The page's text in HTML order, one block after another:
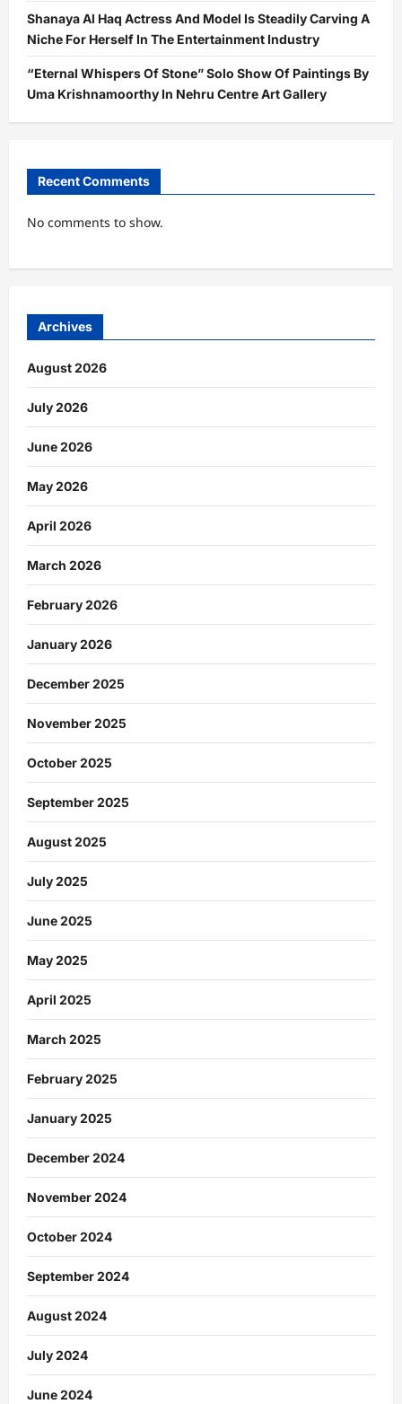
Shanaya Al Haq Actress And Model Is Steadily Carving A
Niche For Herself In The Entertainment Industry
“Eternal Whispers Of Stone” Solo Show Of Paintings By
Uma Krishnamoorthy In Nehru Centre Art Gallery
Recent Comments
No comments to show.
Archives
August 2026
July 2026
June 2026
May 2026
April 2026
March 2026
February 2026
January 2026
December 2025
November 2025
October 2025
September 2025
August 2025
July 2025
June 2025
May 2025
April 2025
March 2025
February 2025
January 2025
December 2024
November 2024
October 2024
September 2024
August 2024
July 2024
June 2024